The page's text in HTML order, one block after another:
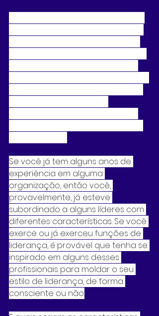
Se você já tem alguns anos de
experiência em alguma
organização, então você,
provavelmente, já esteve
subordinado a alguns líderes com
diferentes características. Se você
exerce ou já exerceu funções de
liderança, é provável que tenha se
inspirado em alguns desses
profissionais para moldar o seu
estilo de liderança, de forma
consciente ou não.